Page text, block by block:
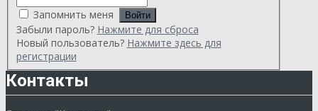
Запомнить меня
Забыли пароль? Нажмите для сброса
Новый пользователь? Нажмите здесь для
регистрации
Контакты